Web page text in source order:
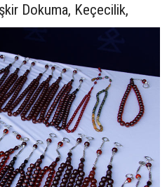
Dokuma, Keçecilik,